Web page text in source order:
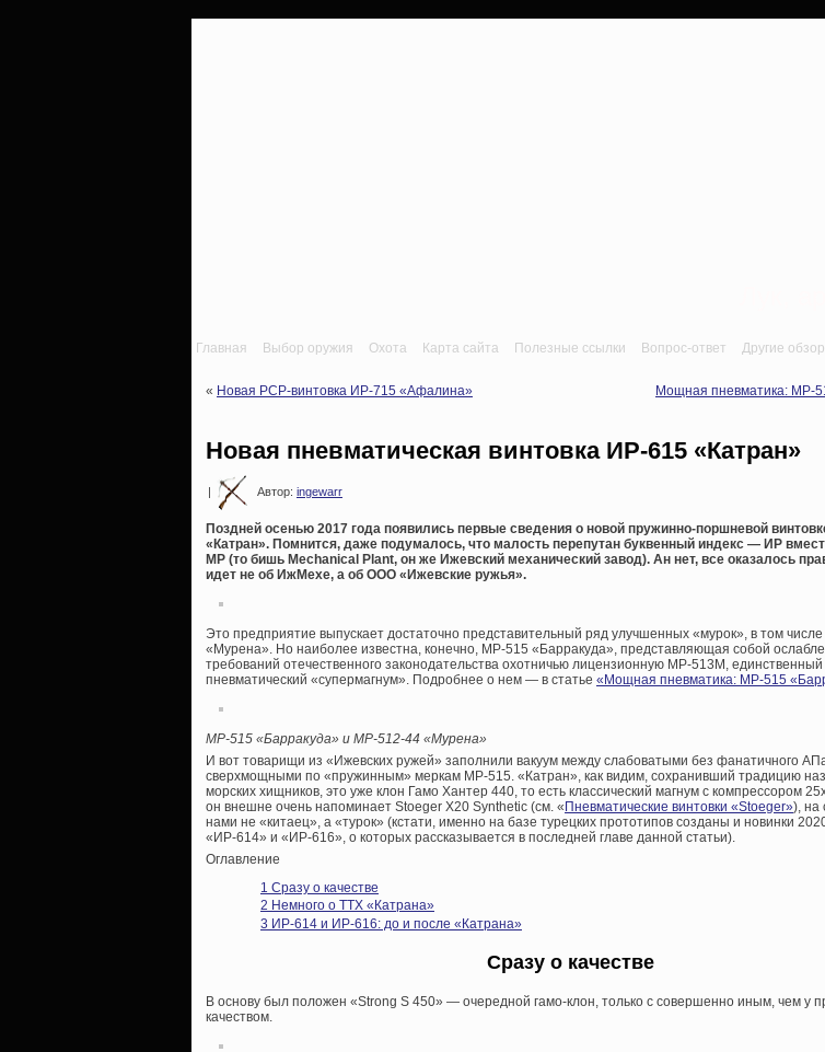
Главная Выбор оружия Охота Карта сайта Полезные ссылки Вопрос-ответ Другие
« Новая PCP-винтовка ИР-715 «Афалина» Мощная пневматика: МР-
Новая пневматическая винтовка ИР-615 «Катран»
| Автор: ingewarr
Поздней осенью 2017 года появились первые сведения о новой пружинно-поршневой
«Катран». Помнится, даже подумалось, что малость перепутан буквенный индекс — ИР
МР (то бишь Mechanical Plant, он же Ижевский механический завод). Ан нет, все оказалось
идет не об ИжМехе, а об ООО «Ижевские ружья».
Это предприятие выпускает достаточно представительный ряд улучшенных «мурок», в том
«Мурена». Но наиболее известна, конечно, МР-515 «Барракуда», представляющая собой
требований отечественного законодательства охотничью лицензионную МР-513М, единственный
пневматический «супермагнум». Подробнее о нем — в статье «Мощная пневматика: МР-515
МР-515 «Барракуда» и МР-512-44 «Мурена»
И вот товарищи из «Ижевских ружей» заполнили вакуум между слабоватыми без фанатичного
сверхмощными по «пружинным» меркам МР-515. «Катран», как видим, сохранивший традицию
морских хищников, это уже клон Гамо Хантер 440, то есть классический магнум с компрессором
он внешне очень напоминает Stoeger X20 Synthetic (см. «Пневматические винтовки «Stoeger»), на
нами не «китаец», а «турок» (кстати, именно на базе турецких прототипов созданы и новинки
«ИР-614» и «ИР-616», о которых рассказывается в последней главе данной статьи).
Оглавление
1 Сразу о качестве
2 Немного о ТТХ «Катрана»
3 ИР-614 и ИР-616: до и после «Катрана»
Сразу о качестве
В основу был положен «Strong S 450» — очередной гамо-клон, только с совершенно иным, чем у
качеством.